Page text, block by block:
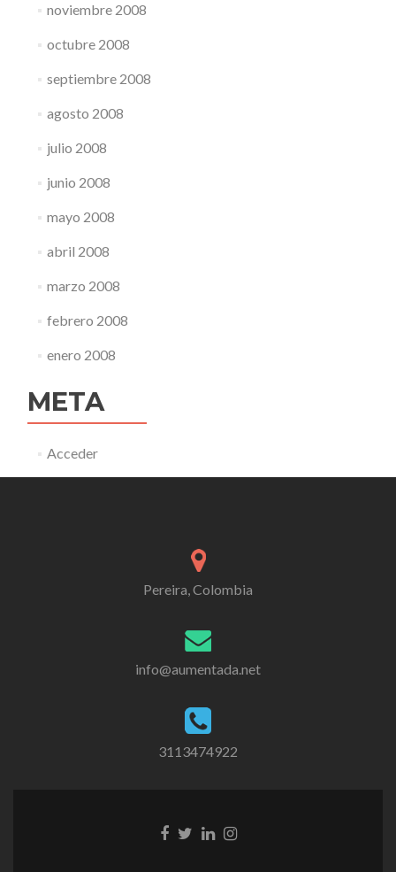
noviembre 2008
octubre 2008
septiembre 2008
agosto 2008
julio 2008
junio 2008
mayo 2008
abril 2008
marzo 2008
febrero 2008
enero 2008
META
Acceder
Pereira, Colombia
info@aumentada.net
3113474922
Enlace
EnlaceEnlaceEnlace